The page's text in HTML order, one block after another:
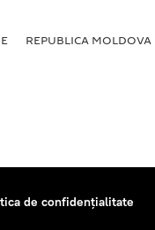
REPUBLICA MOLDOVA
de confidențialitate